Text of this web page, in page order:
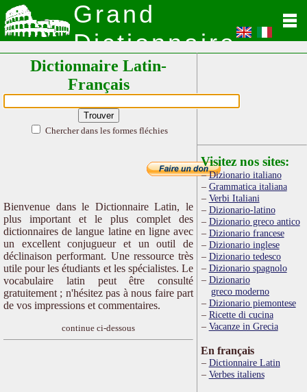
Grand
Dictionnaire
Latin
Dictionnaire Latin-
Français
Chercher dans les formes fléchies
Bienvenue dans le Dictionnaire Latin, le
plus important et le plus complet des
dictionnaires de langue latine en ligne avec
un excellent conjugueur et un outil de
déclinaison performant. Une ressource très
utile pour les étudiants et les spécialistes. Le
vocabulaire latin peut être consulté
gratuitement ; n'hésitez pas à nous faire part
de vos impressions et commentaires.
continue ci-dessous
Visitez nos sites:
Dizionario italiano
Grammatica italiana
Verbi Italiani
Dizionario-latino
Dizionario greco antico
Dizionario francese
Dizionario inglese
Dizionario tedesco
Dizionario spagnolo
Dizionario
greco moderno
Dizionario piemontese
Ricette di cucina
Vacanze in Grecia
En français
Dictionnaire Latin
Verbes italiens